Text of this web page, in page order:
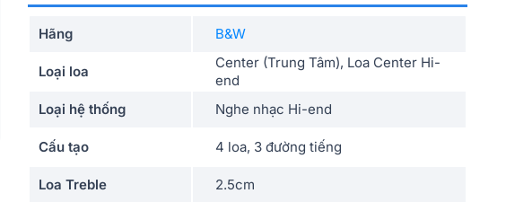
Hãng B&W
Loại loa
Center (Trung Tâm), Loa Center Hi-
end
Loại hệ thống
Nghe nhạc Hi-end
Cấu tạo 4 loa, 3 đường tiếng
Loa Treble 2.5cm